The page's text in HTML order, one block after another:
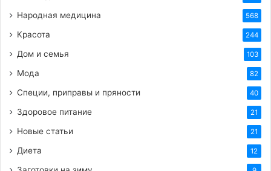
Ссылка на изображение:
Открытка на 26 ноября!
HTML-код для вставки на сайт и блог:
Народная медицина 568
Красота 244
Дом и семья 103
Мода 82
Специи, приправы и пряности 40
Здоровое питание 21
Новые статьи 21
Диета 12